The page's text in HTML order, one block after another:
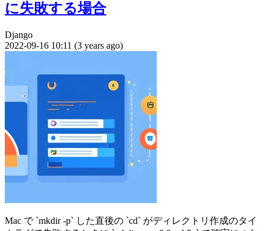
に失敗する場合
Django
2022-09-16 10:11 (3 years ago)
Mac で `mkdir -p` した直後の `cd` がディレクトリ作成のタイ